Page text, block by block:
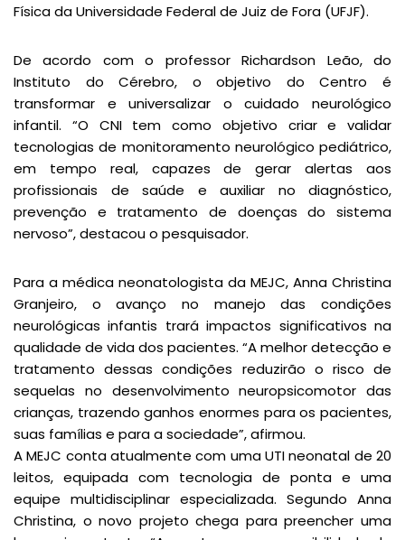
Física da Universidade Federal de Juiz de Fora (UFJF).
De acordo com o professor Richardson Leão, do
Instituto do Cérebro, o objetivo do Centro é
transformar e universalizar o cuidado neurológico
infantil. “O CNI tem como objetivo criar e validar
tecnologias de monitoramento neurológico pediátrico,
em tempo real, capazes de gerar alertas aos
profissionais de saúde e auxiliar no diagnóstico,
prevenção e tratamento de doenças do sistema
nervoso”, destacou o pesquisador.
Para a médica neonatologista da MEJC, Anna Christina
Granjeiro, o avanço no manejo das condições
neurológicas infantis trará impactos significativos na
qualidade de vida dos pacientes. “A melhor detecção e
tratamento dessas condições reduzirão o risco de
sequelas no desenvolvimento neuropsicomotor das
crianças, trazendo ganhos enormes para os pacientes,
suas famílias e para a sociedade”, afirmou.
A MEJC conta atualmente com uma UTI neonatal de 20
leitos, equipada com tecnologia de ponta e uma
equipe multidisciplinar especializada. Segundo Anna
Christina, o novo projeto chega para preencher uma